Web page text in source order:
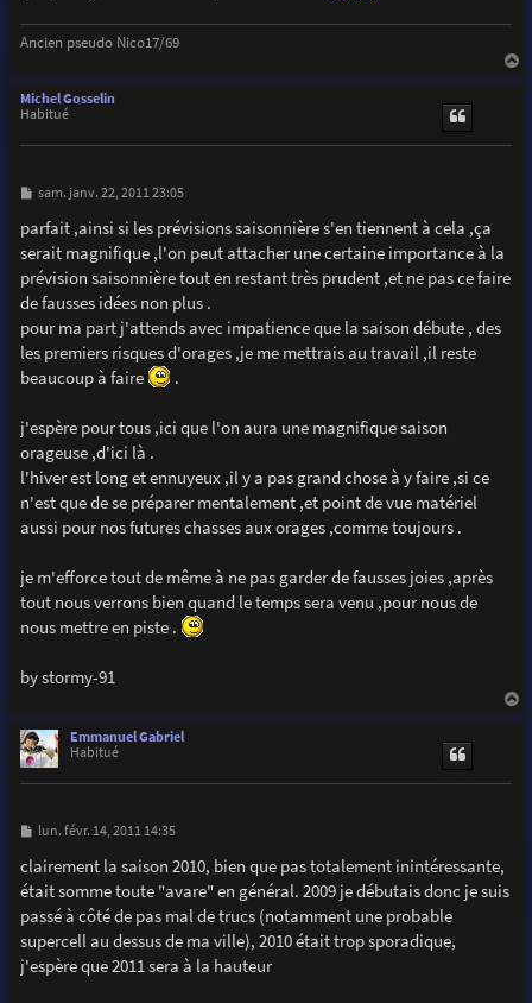
Ancien pseudo Nico17/69
Michel Gosselin
Habitué
M
s
s
a
g
e
sam. janv. 22, 2011 23:05
parfait ,ainsi si les prévisions saisonnière s'en tiennent à cela ,ça
serait magnifique ,l'on peut attacher une certaine importance à la
prévision saisonnière tout en restant très prudent ,et ne pas ce faire
de fausses idées non plus .
pour ma part j'attends avec impatience que la saison débute , des
les premiers risques d'orages ,je me mettrais au travail ,il reste
beaucoup à faire
.
j'espère pour tous ,ici que l'on aura une magnifique saison
orageuse ,d'ici là .
l'hiver est long et ennuyeux ,il y a pas grand chose à y faire ,si ce
n'est que de se préparer mentalement ,et point de vue matériel
aussi pour nos futures chasses aux orages ,comme toujours .
je m'efforce tout de même à ne pas garder de fausses joies ,après
tout nous verrons bien quand le temps sera venu ,pour nous de
nous mettre en piste .
by stormy-91
Emmanuel Gabriel
Habitué
M
s
s
a
e
lun. févr. 14, 2011 14:35
clairement la saison 2010, bien que pas totalement inintéressante,
était somme toute "avare" en général. 2009 je débutais donc je suis
passé à côté de pas mal de trucs (notamment une probable
supercell au dessus de ma ville), 2010 était trop sporadique,
j'espère que 2011 sera à la hauteur